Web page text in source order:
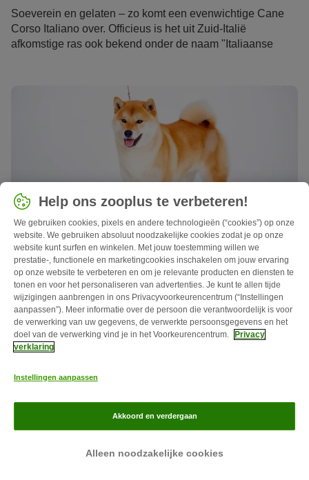
Soeverein en gelaten – zo komt een evenwichtige Cane
Corso Italiano over. Officieus is het uit Zuid-Italië
afkomstige ras ook bekend onder de naam "Italiaanse
baasjes met veel plaats en hondenervaring.
10 min 300
Shiba Inu
De pluizige vacht en de grootte maken van de Shiba Inu in
eerste instantie een aantrekkelijke metgezel voor veel
hondenliefhebbers. Maar het samenleven met de Japanse
hond vereist kennis over hondenopvoeding. Je moet het
ook leuk vinden om samen met je hond te bewegen.
artikel in de afgelopen 30 dagen.**Leveringsvoorwaarden.
Help ons zooplus te verbeteren!
We gebruiken cookies, pixels en andere technologieën (“cookies”) op onze
website. We gebruiken absoluut noodzakelijke cookies zodat je op onze
website kunt surfen en winkelen. Met jouw toestemming willen we
prestatie-, functionele en marketingcookies inschakelen om jouw ervaring
op onze website te verbeteren en om je relevante producten en diensten te
tonen en voor het personaliseren van advertenties. Je kunt te allen tijde
wijzigingen aanbrengen in ons Privacyvoorkeurencentrum (“Instellingen
aanpassen”). Meer informatie over de persoon die verantwoordelijk is voor
de verwerking van uw gegevens, de verwerkte persoonsgegevens en het
doel van de verwerking vind je in het Voorkeurencentrum.
Privacy
verklaring
Instellingen aanpassen
Alleen noodzakelijke cookies
Akkoord en verdergaan